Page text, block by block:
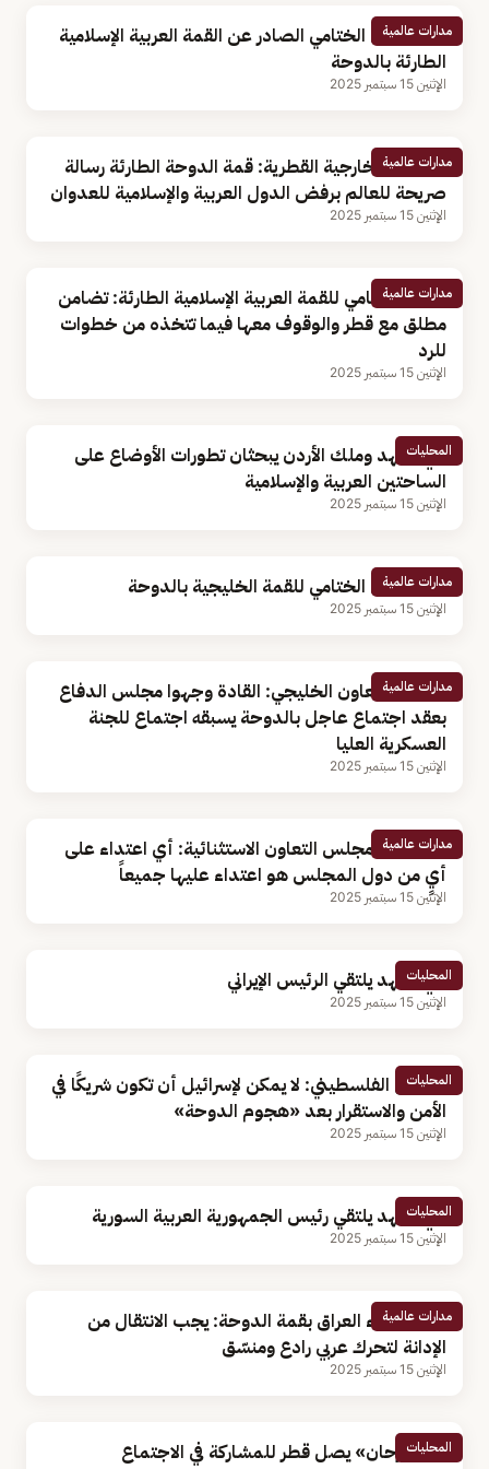
مدارات عالمية
نص البيان الختامي الصادر عن القمة العربية الإسلامية
الطارئة بالدوحة
الإثنين 15 سبتمبر 2025
مدارات عالمية
متحدث الخارجية القطرية: قمة الدوحة الطارئة رسالة
صريحة للعالم برفض الدول العربية والإسلامية للعدوان
الإثنين 15 سبتمبر 2025
مدارات عالمية
البيان الختامي للقمة العربية الإسلامية الطارئة: تضامن
مطلق مع قطر والوقوف معها فيما تتخذه من خطوات
للرد
الإثنين 15 سبتمبر 2025
المحليات
ولي العهد وملك الأردن يبحثان تطورات الأوضاع على
الساحتين العربية والإسلامية
الإثنين 15 سبتمبر 2025
مدارات عالمية
نص البيان الختامي للقمة الخليجية بالدوحة
الإثنين 15 سبتمبر 2025
مدارات عالمية
مجلس التعاون الخليجي: القادة وجهوا مجلس الدفاع
بعقد اجتماع عاجل بالدوحة يسبقه اجتماع للجنة
العسكرية العليا
الإثنين 15 سبتمبر 2025
مدارات عالمية
بيان دورة مجلس التعاون الاستثنائية: أي اعتداء على
أيٍ من دول المجلس هو اعتداء عليها جميعاً
الإثنين 15 سبتمبر 2025
المحليات
ولي العهد يلتقي الرئيس الإيراني
الإثنين 15 سبتمبر 2025
المحليات
الرئيس الفلسطيني: لا يمكن لإسرائيل أن تكون شريكًا في
الأمن والاستقرار بعد «هجوم الدوحة»
الإثنين 15 سبتمبر 2025
المحليات
ولي العهد يلتقي رئيس الجمهورية العربية السورية
الإثنين 15 سبتمبر 2025
مدارات عالمية
رئيس وزراء العراق بقمة الدوحة: يجب الانتقال من
الإدانة لتحرك عربي رادع ومنسّق
الإثنين 15 سبتمبر 2025
المحليات
«بن فرحان» يصل قطر للمشاركة في الاجتماع